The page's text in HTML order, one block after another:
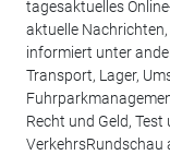
tagesaktuelles
aktuelle
informiert unter
Transport, Lager,
Recht und Geld,
VerkehrsRundschau